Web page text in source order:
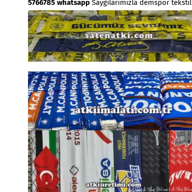
5766785 whatsapp Saygılarımızla demspor tekstil